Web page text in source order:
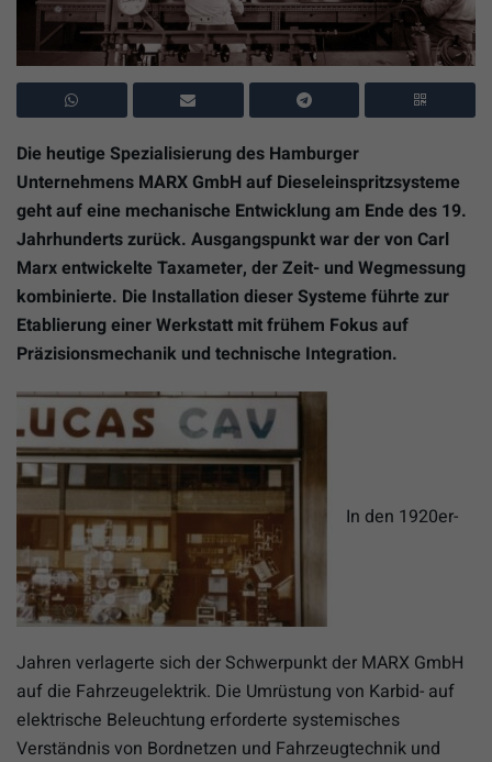
Die heutige Spezialisierung des Hamburger
Unternehmens MARX GmbH auf Dieseleinspritzsysteme
geht auf eine mechanische Entwicklung am Ende des 19.
Jahrhunderts zurück. Ausgangspunkt war der von Carl
Marx entwickelte Taxameter, der Zeit- und Wegmessung
kombinierte. Die Installation dieser Systeme führte zur
Etablierung einer Werkstatt mit frühem Fokus auf
Präzisionsmechanik und technische Integration.
In den 1920er-
Jahren verlagerte sich der Schwerpunkt der MARX GmbH
auf die Fahrzeugelektrik. Die Umrüstung von Karbid- auf
elektrische Beleuchtung erforderte systemisches
Verständnis von Bordnetzen und Fahrzeugtechnik und